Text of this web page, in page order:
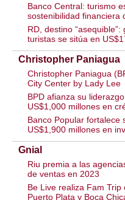
Banco Central: turismo
sostenibilidad financiera
RD, destino
turistas se sitúa en
Christopher Paniagua
Christopher Paniagua
City Center by Lady Lee
BPD afianza su
US$1,000 millones en
Banco Popular fortalece
US$1,900 millones en
Gnial
Riu premia a las
de ventas en 2023
Be Live realiza Fam Trip
Puerto Plata y Boca